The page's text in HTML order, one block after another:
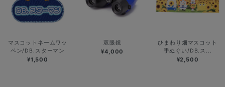
マスコットネームワッ
ペン/DB.スターマン
¥1,500
双眼鏡
¥4,000
ひまわり畑マスコット
手ぬぐい/DB.ス...
¥2,500